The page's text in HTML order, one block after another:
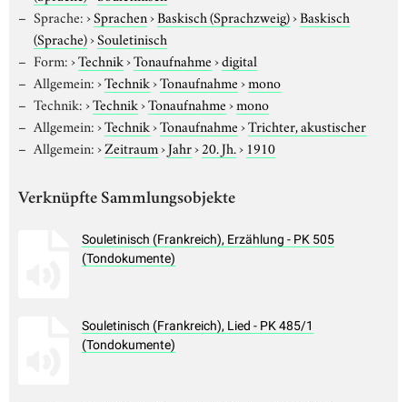
Sprache:›Sprachen›Baskisch (Sprachzweig)›Baskisch
(Sprache)›Souletinisch
Form:›Technik›Tonaufnahme›digital
Allgemein:›Technik›Tonaufnahme›mono
Technik:›Technik›Tonaufnahme›mono
Allgemein:›Technik›Tonaufnahme›Trichter, akustischer
Allgemein:›Zeitraum›Jahr›20. Jh.› 1910
Verknüpfte Sammlungsobjekte
Souletinisch (Frankreich), Erzählung - PK 505
(Tondokumente)
Souletinisch (Frankreich), Lied - PK 485/1
(Tondokumente)